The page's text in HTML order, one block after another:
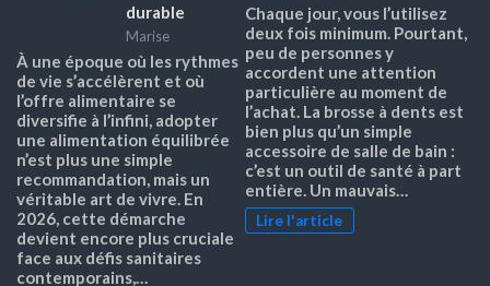
durable
Marise
À une époque où les rythmes
de vie s’accélèrent et où
l’offre alimentaire se
diversifie à l’infini, adopter
une alimentation équilibrée
n’est plus une simple
recommandation, mais un
véritable art de vivre. En
2026, cette démarche
devient encore plus cruciale
face aux défis sanitaires
contemporains,…
Chaque jour, vous l’utilisez
deux fois minimum. Pourtant,
peu de personnes y
accordent une attention
particulière au moment de
l’achat. La brosse à dents est
bien plus qu’un simple
accessoire de salle de bain :
c’est un outil de santé à part
entière. Un mauvais…
Lire l'article